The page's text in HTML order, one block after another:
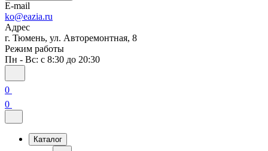
E-mail
ko@eazia.ru
Адрес
г. Тюмень, ул. Авторемонтная, 8
Режим работы
Пн - Вс: с 8:30 до 20:30
0
0
Каталог